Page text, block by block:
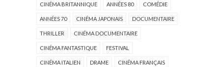
CINÉMA BRITANNIQUE ANNÉES 80 COMÉDIE
ANNÉES 70 CINÉMA JAPONAIS DOCUMENTAIRE
THRILLER CINÉMA DOCUMENTAIRE
CINÉMA FANTASTIQUE FESTIVAL
CINÉMA ITALIEN DRAME CINÉMA FRANÇAIS